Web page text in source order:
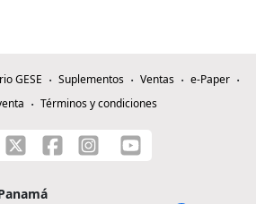
GESE Suplementos Ventas
e-Paper
Términos y condiciones